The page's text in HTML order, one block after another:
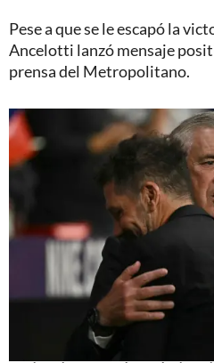
Pese a que se le escapó la
Ancelotti lanzó mensaje
prensa del Metropolitano.